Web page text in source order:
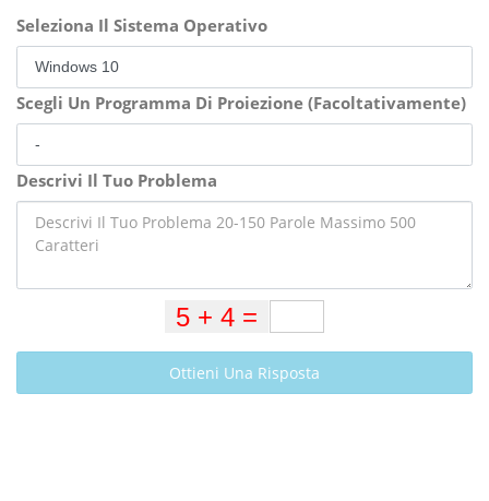
Seleziona Il Sistema Operativo
Scegli Un Programma Di Proiezione (Facoltativamente)
Descrivi Il Tuo Problema
Ottieni Una Risposta